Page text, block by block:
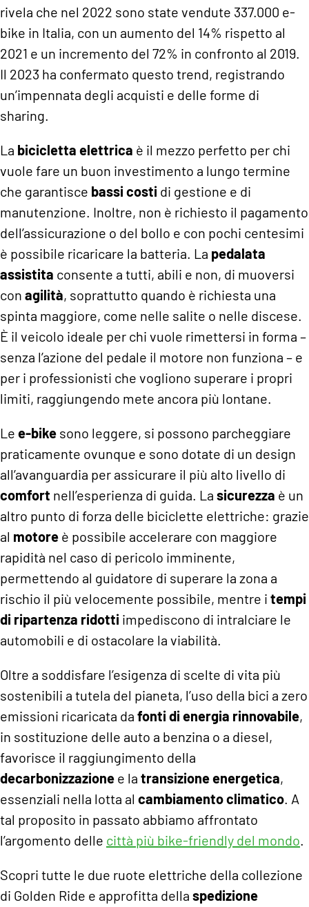
rivela che nel 2022 sono state vendute 337.000 e-
bike in Italia, con un aumento del 14% rispetto al
2021 e un incremento del 72% in confronto al 2019.
Il 2023 ha confermato questo trend, registrando
un’impennata degli acquisti e delle forme di
sharing.
La bicicletta elettrica è il mezzo perfetto per chi
vuole fare un buon investimento a lungo termine
che garantisce bassi costi di gestione e di
manutenzione. Inoltre, non è richiesto il pagamento
dell’assicurazione o del bollo e con pochi centesimi
è possibile ricaricare la batteria. La pedalata
assistita consente a tutti, abili e non, di muoversi
con agilità, soprattutto quando è richiesta una
spinta maggiore, come nelle salite o nelle discese.
È il veicolo ideale per chi vuole rimettersi in forma –
senza l’azione del pedale il motore non funziona – e
per i professionisti che vogliono superare i propri
limiti, raggiungendo mete ancora più lontane.
Le e-bike sono leggere, si possono parcheggiare
praticamente ovunque e sono dotate di un design
all’avanguardia per assicurare il più alto livello di
comfort nell’esperienza di guida. La sicurezza è un
altro punto di forza delle biciclette elettriche: grazie
al motore è possibile accelerare con maggiore
rapidità nel caso di pericolo imminente,
permettendo al guidatore di superare la zona a
rischio il più velocemente possibile, mentre i tempi
di ripartenza ridotti impediscono di intralciare le
automobili e di ostacolare la viabilità.
Oltre a soddisfare l’esigenza di scelte di vita più
sostenibili a tutela del pianeta, l’uso della bici a zero
emissioni ricaricata da fonti di energia rinnovabile,
in sostituzione delle auto a benzina o a diesel,
favorisce il raggiungimento della
decarbonizzazione e la transizione energetica,
essenziali nella lotta al cambiamento climatico. A
tal proposito in passato abbiamo affrontato
l’argomento delle città più bike-friendly del mondo.
Scopri tutte le due ruote elettriche della collezione
di Golden Ride e approfitta della spedizione